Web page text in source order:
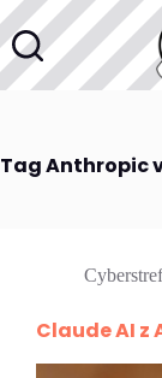
Przejdź
do
treści
TagAnthropic
Claude AI